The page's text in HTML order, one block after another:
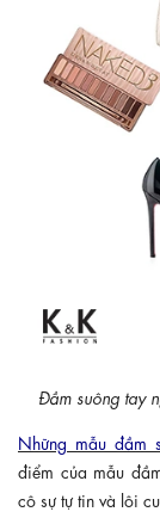
Đầm suông tay
Những mẫu đầm
điểm của mẫu
cô sự tự tin và lôi